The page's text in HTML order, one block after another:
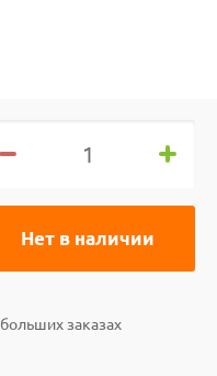
Нет в наличии
заказах